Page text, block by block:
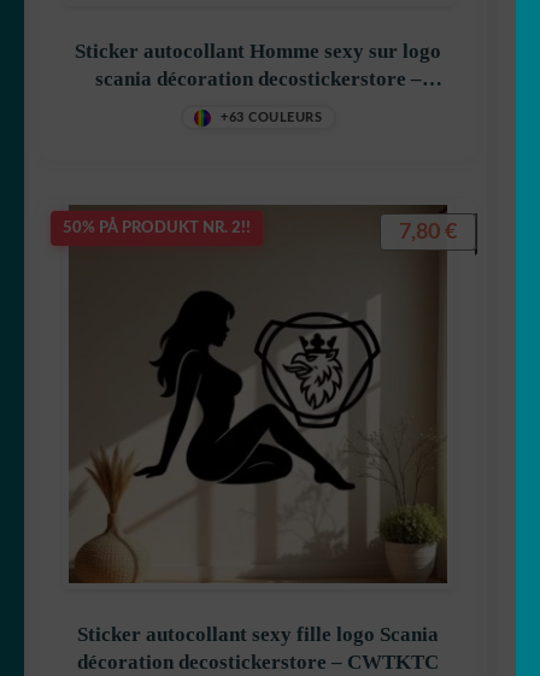
Sticker autocollant Homme sexy sur logo
scania décoration decostickerstore –
HNLGGL
+63 COULEURS
50% PÅ PRODUKT NR. 2!!
Sticker autocollant sexy fille logo Scania
décoration decostickerstore – CWTKTC
7,80 €